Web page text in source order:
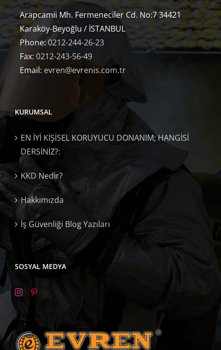
Arapcamii Mh. Fermeneciler Cd. No:7 34421
Karaköy-Beyoğlu / İSTANBUL
Phone: 0212-244-26-23
Fax: 0212-243-56-49
Email: evren@evrenis.com.tr
KURUMSAL
EN İYİ KİŞİSEL KORUYUCU DONANIM; HANGİSİ
DERSİNİZ?:
KKD Nedir?
Hakkımızda
İş Güvenliği Blog Yazıları
SOSYAL MEDYA